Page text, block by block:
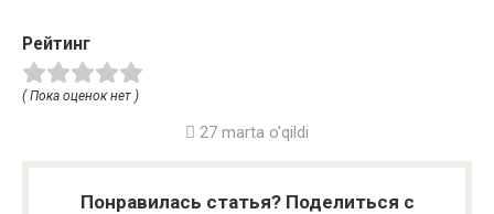
Рейтинг
( Пока оценок нет )
27 marta o'qildi
Понравилась статья? Поделиться с